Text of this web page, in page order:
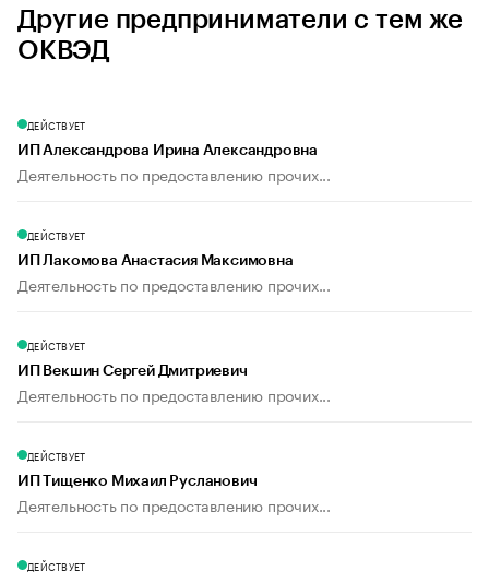
Другие предприниматели с тем же
ОКВЭД
ДЕЙСТВУЕТ
ИП Александрова Ирина Александровна
Деятельность по предоставлению прочих...
ДЕЙСТВУЕТ
ИП Лакомова Анастасия Максимовна
Деятельность по предоставлению прочих...
ДЕЙСТВУЕТ
ИП Векшин Сергей Дмитриевич
Деятельность по предоставлению прочих...
ДЕЙСТВУЕТ
ИП Тищенко Михаил Русланович
Деятельность по предоставлению прочих...
ДЕЙСТВУЕТ